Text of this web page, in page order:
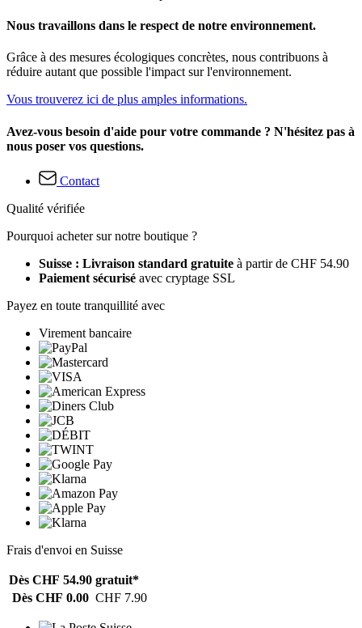
Nous travaillons dans le respect de notre environnement.
Grâce à des mesures écologiques concrètes, nous contribuons à
réduire autant que possible l'impact sur l'environnement.
Vous trouverez ici de plus amples informations.
Avez-vous besoin d'aide pour votre commande ? N'hésitez pas à
nous poser vos questions.
Contact
Qualité vérifiée
Pourquoi acheter sur notre boutique ?
Suisse : Livraison standard gratuite à partir de CHF 54.90
Paiement sécurisé avec cryptage SSL
Payez en toute tranquillité avec
Virement bancaire
Frais d'envoi en Suisse
Dès CHF 54.90 gratuit*
Dès CHF 0.00 CHF 7.90